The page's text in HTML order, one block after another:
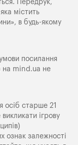
Передрук,
містить
в будь-якому
посилання
на mind.ua не
осіб старше 21
ігрову
ознак залежності